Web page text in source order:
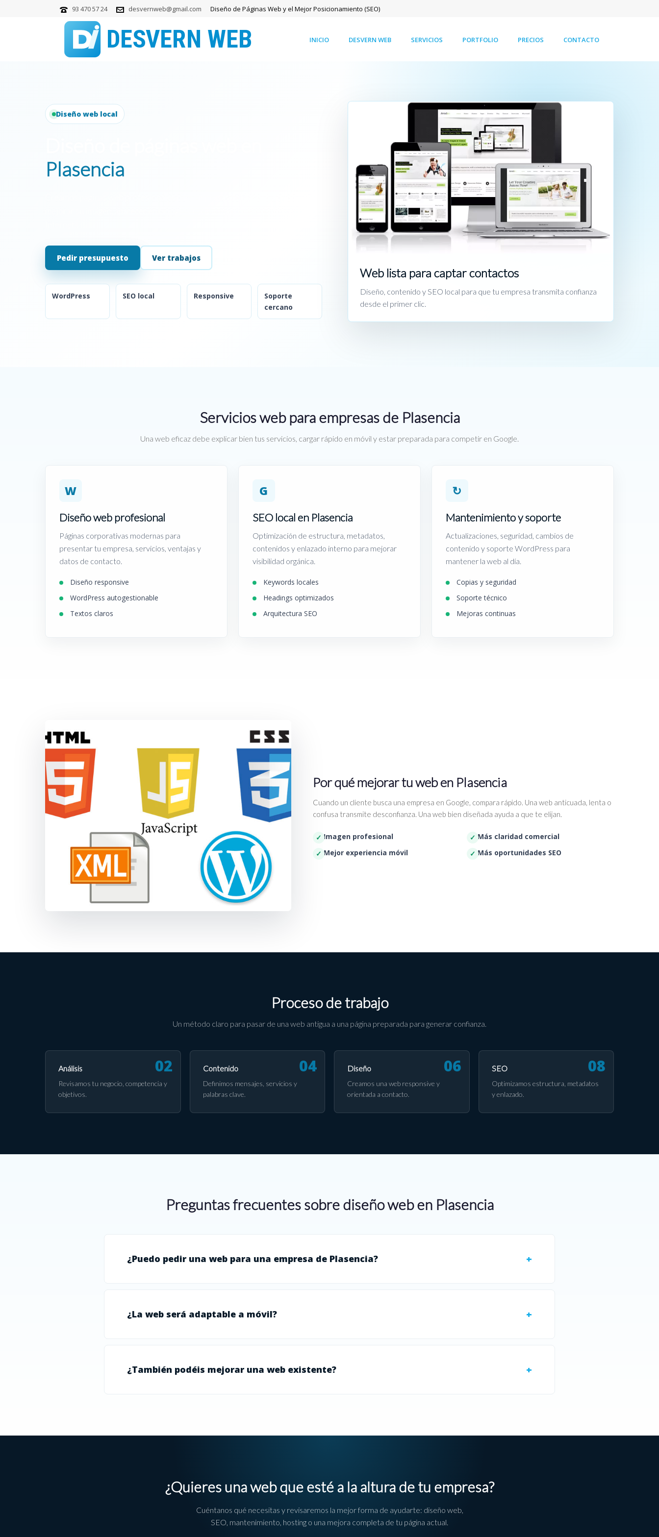
93 470 57 24 desvernweb@gmail.com Diseño de Páginas Web y el Mejor Posicionamiento (SEO)
INICIO DESVERN WEB SERVICIOS PORTFOLIO PRECIOS CONTACTO
Diseño web local
Plasencia
Pedir presupuesto Ver trabajos
WordPress SEO local Responsive
Soporte
cercano
Web lista para captar contactos
Diseño, contenido y SEO local para que tu empresa transmita confianza
desde el primer clic.
Servicios web para empresas de Plasencia
Una web eficaz debe explicar bien tus servicios, cargar rápido en móvil y estar preparada para competir en Google.
W
Diseño web profesional
Páginas corporativas modernas para
presentar tu empresa, servicios, ventajas y
datos de contacto.
Diseño responsive
WordPress autogestionable
Textos claros
G
SEO local en Plasencia
Optimización de estructura, metadatos,
contenidos y enlazado interno para mejorar
visibilidad orgánica.
Keywords locales
Headings optimizados
Arquitectura SEO
↻
Mantenimiento y soporte
Actualizaciones, seguridad, cambios de
contenido y soporte WordPress para
mantener la web al día.
Copias y seguridad
Soporte técnico
Mejoras continuas
Por qué mejorar tu web en Plasencia
Cuando un cliente busca una empresa en Google, compara rápido. Una web anticuada, lenta o
confusa transmite desconfianza. Una web bien diseñada ayuda a que te elijan.
Imagen profesional
Más claridad comercial
Mejor experiencia móvil
Más oportunidades SEO
Proceso de trabajo
Un método claro para pasar de una web antigua a una página preparada para generar confianza.
Análisis
Revisamos tu negocio, competencia y
objetivos.
Contenido
Definimos mensajes, servicios y
palabras clave.
Diseño
Creamos una web responsive y
orientada a contacto.
SEO
Optimizamos estructura, metadatos
y enlazado.
Preguntas frecuentes sobre diseño web en Plasencia
¿Puedo pedir una web para una empresa de Plasencia?
¿La web será adaptable a móvil?
¿También podéis mejorar una web existente?
¿Quieres una web que esté a la altura de tu empresa?
Cuéntanos qué necesitas y revisaremos la mejor forma de ayudarte: diseño web,
SEO, mantenimiento, hosting o una mejora completa de tu página actual.